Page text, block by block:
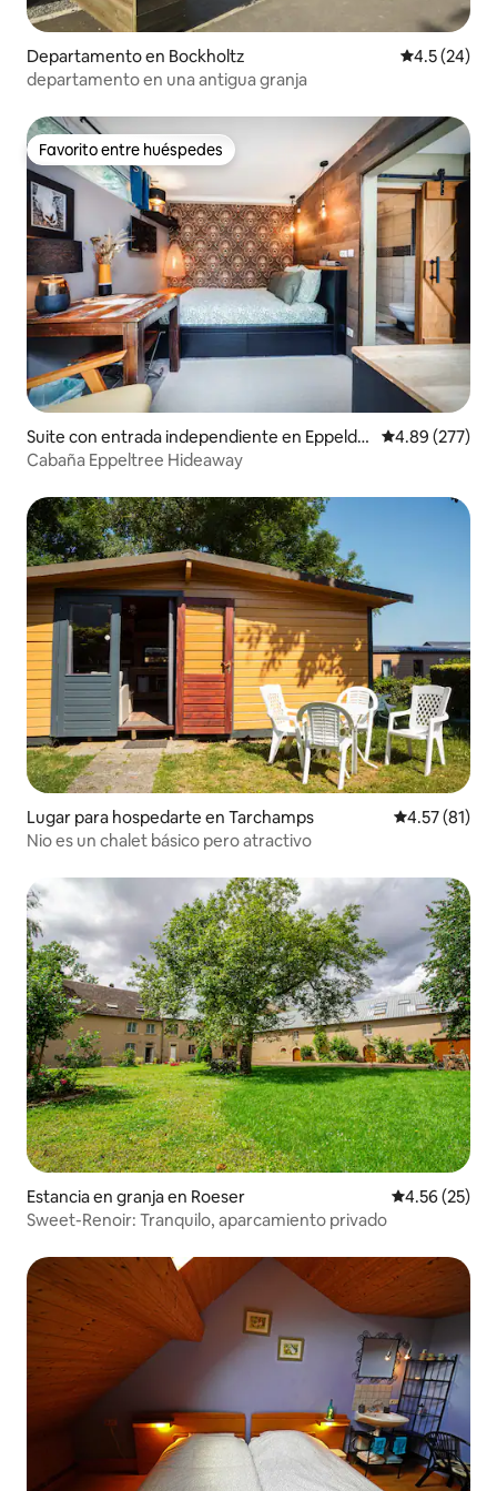
Departamento en Bockholtz Calificación
4.5 (24)
departamento en una antigua granja
Favorito entre huéspedes
Favorito entre huéspedes
Suite con entrada independiente en Eppeldu
erf
Calificación
4.89 (277)
Cabaña Eppeltree Hideaway
Lugar para hospedarte en Tarchamps Calificación
4.57 (81)
Nio es un chalet básico pero atractivo
Estancia en granja en Roeser Calificación
4.56 (25)
Sweet-Renoir: Tranquilo, aparcamiento privado